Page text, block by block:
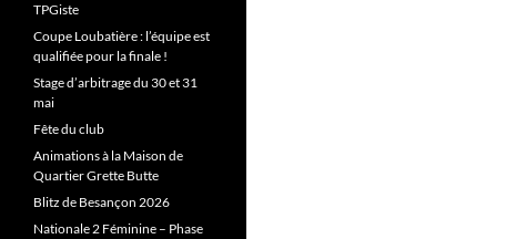
TPGiste
Coupe Loubatière : l’équipe est
qualifiée pour la finale !
Stage d’arbitrage du 30 et 31
mai
Fête du club
Animations à la Maison de
Quartier Grette Butte
Blitz de Besançon 2026
Nationale 2 Féminine – Phase